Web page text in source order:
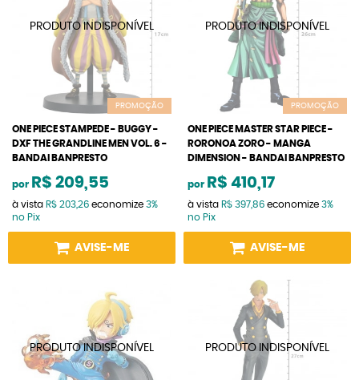
PROMOÇÃO
ONE PIECE STAMPEDE - BUGGY -
DXF THE GRANDLINE MEN VOL. 6 -
BANDAI BANPRESTO
por R$ 209,55
à vista R$ 203,26 economize 3%
no Pix
AVISE-ME
PROMOÇÃO
ONE PIECE MASTER STAR PIECE -
RORONOA ZORO - MANGA
DIMENSION - BANDAI BANPRESTO
por R$ 410,17
à vista R$ 397,86 economize 3%
no Pix
AVISE-ME